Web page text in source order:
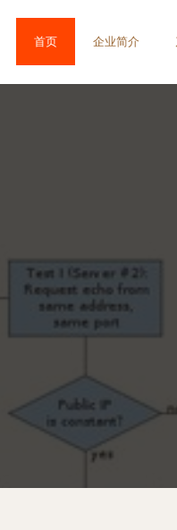
首页 企业简介